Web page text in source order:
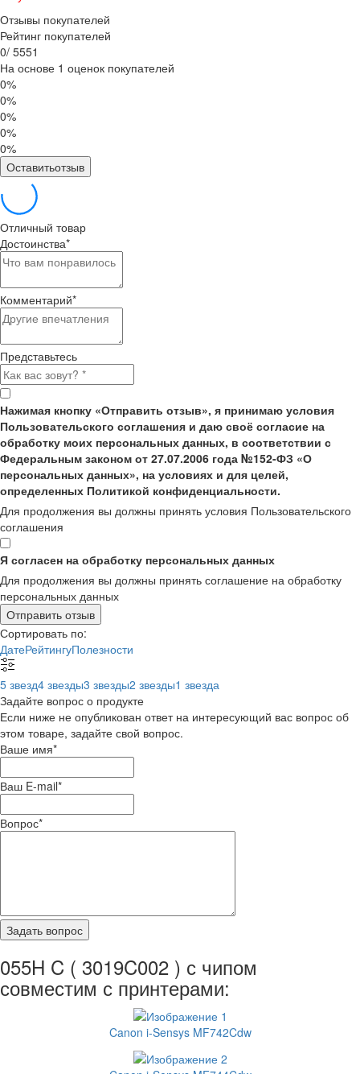
Отзывы покупателей
Рейтинг покупателей
0/ 5551
На основе 1 оценок покупателей
0%
0%
0%
0%
0%
Оставитьотзыв
Отличный товар
Достоинства*
Комментарий*
Представьтесь
Нажимая кнопку «Отправить отзыв», я принимаю условия
Пользовательского соглашения и даю своё согласие на
обработку моих персональных данных, в соответствии с
Федеральным законом от 27.07.2006 года №152-ФЗ «О
персональных данных», на условиях и для целей,
определенных Политикой конфиденциальности.
Для продолжения вы должны принять условия Пользовательского
соглашения
Я согласен на обработку персональных данных
Для продолжения вы должны принять соглашение на обработку
персональных данных
Отправить отзыв
Сортировать по:
ДатеРейтингуПолезности
5 звезд4 звезды3 звезды2 звезды1 звезда
Задайте вопрос о продукте
Если ниже не опубликован ответ на интересующий вас вопрос об
этом товаре, задайте свой вопрос.
Ваше имя*
Ваш E-mail*
Вопрос*
055H C ( 3019C002 ) с чипом
совместим с принтерами:
Canon i-Sensys MF742Cdw